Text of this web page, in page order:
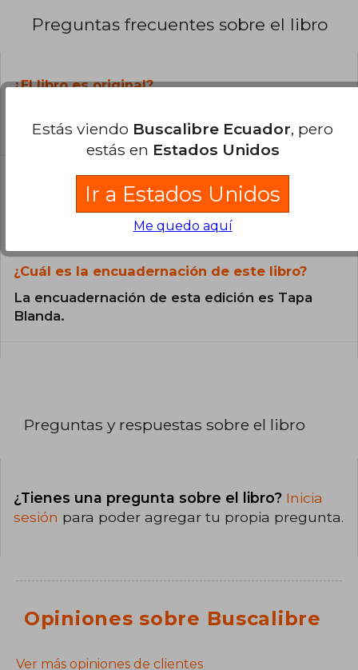
Preguntas frecuentes sobre el libro
¿El libro es original?
catálogo son Originales.
¿En qué Idioma está escrito el
El libro está escrito en Inglés.
¿Cuál es la encuadernación de este libro?
La encuadernación de esta edición es Tapa
Blanda.
Preguntas y respuestas sobre el libro
¿Tienes una pregunta sobre el libro? Inicia
sesión para poder agregar tu propia pregunta.
Opiniones sobre Buscalibre
Ver más opiniones de clientes
Estás viendo Buscalibre Ecuador, pero
estás en Estados Unidos
Ir a Estados Unidos
Me quedo aquí